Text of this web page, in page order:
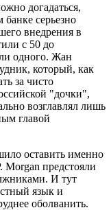
догадаться,
серьезно
внедрения в
с 50 до
одного. Жан
который, как
за чисто
"дочки",
возглавлял лишь
главой
оставить именно
Morgan предстояли
И тут
язык и
оболванить.